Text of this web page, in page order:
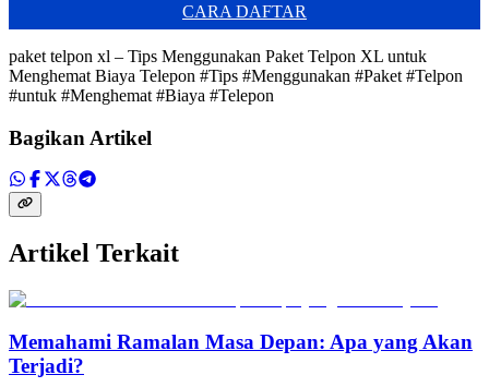
CARA DAFTAR
paket telpon xl – Tips Menggunakan Paket Telpon XL untuk
Menghemat Biaya Telepon #Tips #Menggunakan #Paket #Telpon
#untuk #Menghemat #Biaya #Telepon
Bagikan Artikel
Artikel Terkait
Memahami Ramalan Masa Depan: Apa yang Akan
Terjadi?